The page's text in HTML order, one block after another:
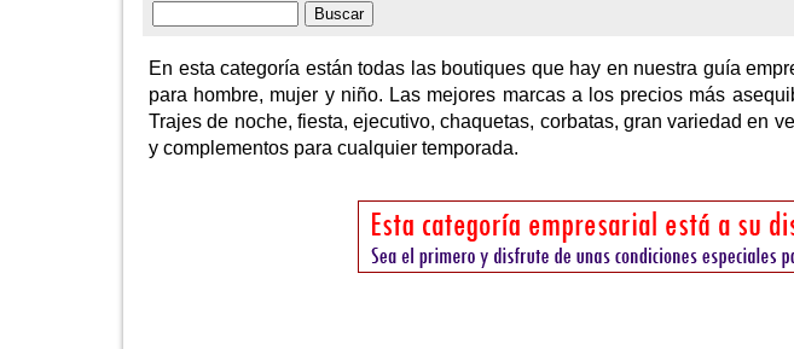
En esta categoría están todas las boutiques que hay en nuestra guía
para hombre, mujer y niño. Las mejores marcas a los precios más
Trajes de noche, fiesta, ejecutivo, chaquetas, corbatas, gran variedad en
y complementos para cualquier temporada.